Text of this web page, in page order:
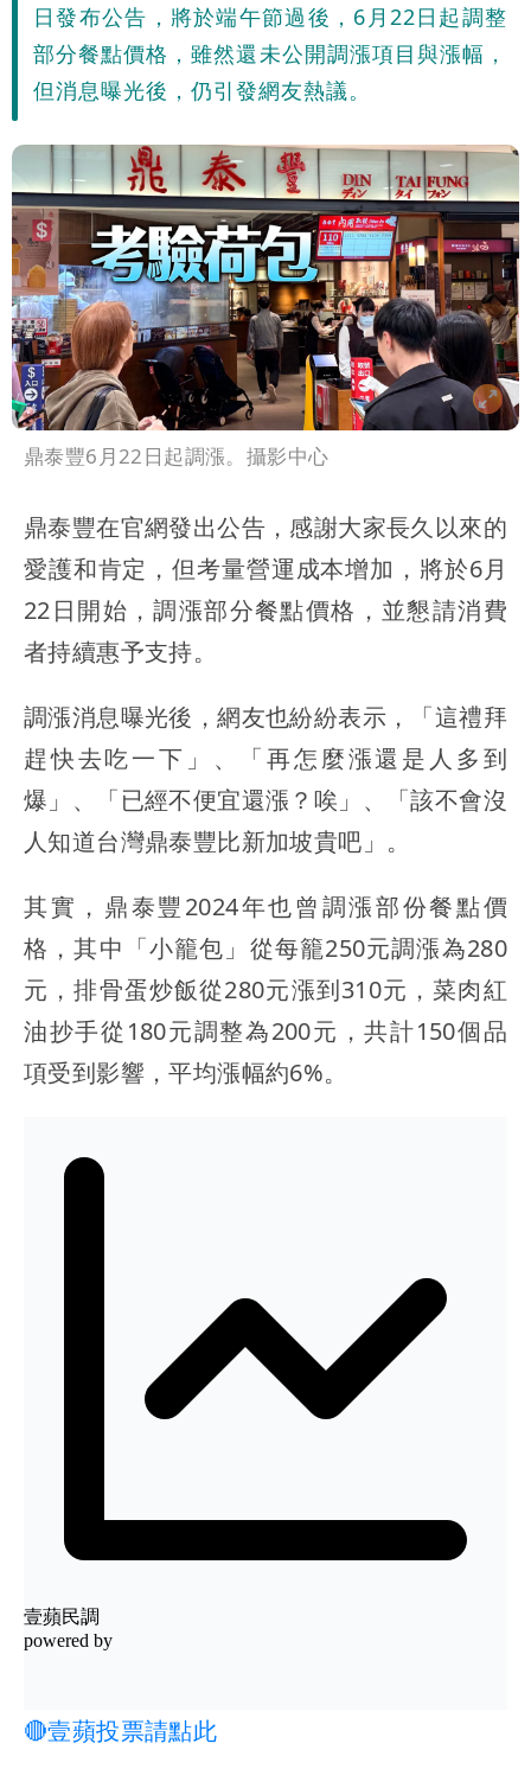
日發布公告，將於端午節過後，6月22日起調整
部分餐點價格，雖然還未公開調漲項目與漲幅，
但消息曝光後，仍引發網友熱議。
鼎泰豐6月22日起調漲。攝影中心
鼎泰豐在官網發出公告，感謝大家長久以來的
愛護和肯定，但考量營運成本增加，將於6月
22日開始，調漲部分餐點價格，並懇請消費
者持續惠予支持。
調漲消息曝光後，網友也紛紛表示，「這禮拜
趕快去吃一下」、「再怎麼漲還是人多到
爆」、「已經不便宜還漲？唉」、「該不會沒
人知道台灣鼎泰豐比新加坡貴吧」。
其實，鼎泰豐2024年也曾調漲部份餐點價
格，其中「小籠包」從每籠250元調漲為280
元，排骨蛋炒飯從280元漲到310元，菜肉紅
油抄手從180元調整為200元，共計150個品
項受到影響，平均漲幅約6%。
🔴壹蘋投票請點此